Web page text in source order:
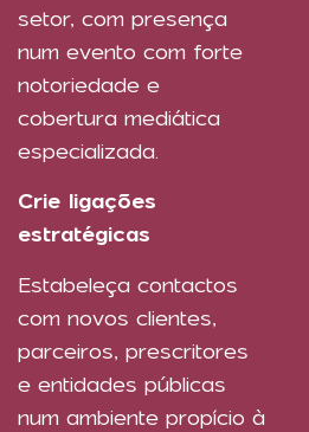
setor, com presença
num evento com forte
notoriedade e
cobertura mediática
especializada.
Crie ligações
estratégicas
Estabeleça contactos
com novos clientes,
parceiros, prescritores
e entidades públicas
num ambiente propício à